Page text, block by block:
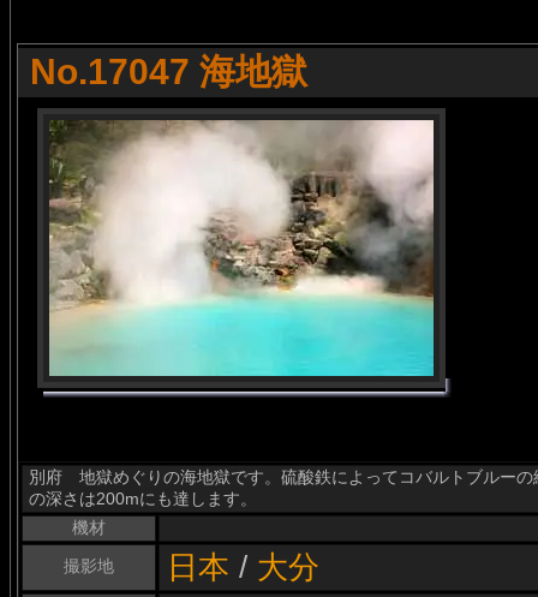
No.17047 海地獄
別府 地獄めぐりの海地獄です。硫酸鉄によってコバルトブルー
の深さは200mにも達します。
機材
撮影地
日本 / 大分